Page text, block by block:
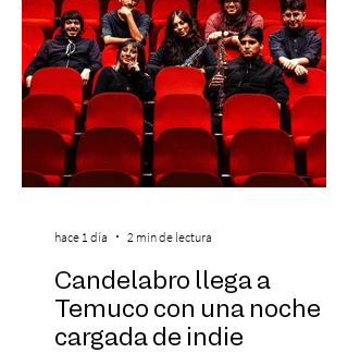
Candelabro llega a
Temuco con una noche
cargada de indie
hace 1 día 2 min de lectura